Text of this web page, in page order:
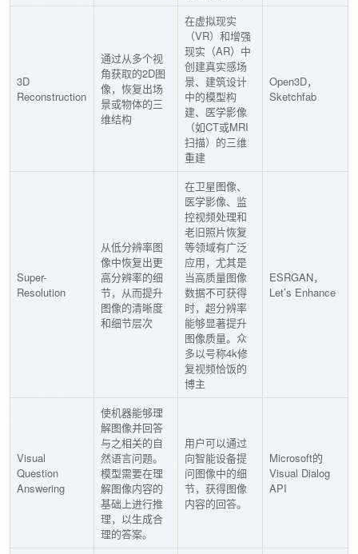
3D
Reconstruction
通过从多个视
角获取的2D图
像，恢复出场
景或物体的三
维结构
在虚拟现实
（VR）和增强
现实（AR）中
创建真实感场
景、建筑设计
中的模型构
建、医学影像
（如CT或MRI
扫描）的三维
重建
Open3D，
Sketchfab
Super-
Resolution
从低分辨率图
像中恢复出更
高分辨率的细
节，从而提升
图像的清晰度
和细节层次
在卫星图像、
医学影像、监
控视频处理和
老旧照片恢复
等领域有广泛
应用，尤其是
当高质量图像
数据不可获得
时，超分辨率
能够显著提升
图像质量。众
多以号称4k修
复视频恰饭的
博主
ESRGAN，
Let’s Enhance
Visual
Question
Answering
使机器能够理
解图像并回答
与之相关的自
然语言问题。
模型需要在理
解图像内容的
基础上进行推
理，以生成合
理的答案。
用户可以通过
向智能设备提
问图像中的细
节，获得图像
内容的回答。
Microsoft的
Visual Dialog
API